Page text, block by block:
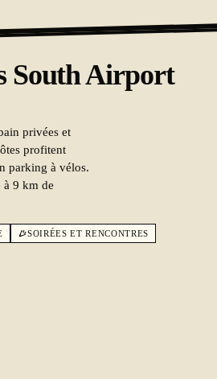
South Airport
privées et
profitent
parking à vélos.
à 9 km de
SOIRÉES ET RENCONTRES